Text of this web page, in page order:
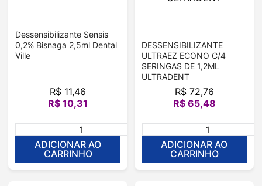
Dessensibilizante Sensis
0,2% Bisnaga 2,5ml Dental
Ville
R$ 11,46
R$ 10,31
ADICIONAR AO
CARRINHO
DESSENSIBILIZANTE
ULTRAEZ ECONO C/4
SERINGAS DE 1,2ML
ULTRADENT
R$ 72,76
R$ 65,48
ADICIONAR AO
CARRINHO